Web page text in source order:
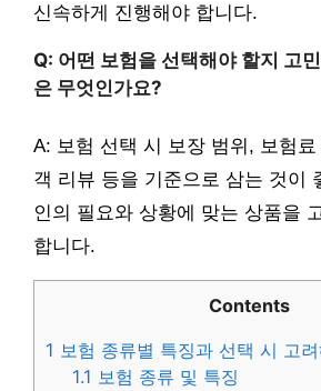
신속하게 진행해야 합니다.
Q: 어떤 보험을 선택해야 할지 고
은 무엇인가요?
A: 보험 선택 시 보장 범위, 보험
객 리뷰 등을 기준으로 삼는 것이
인의 필요와 상황에 맞는 상품을
합니다.
Contents
1 보험 종류별 특징과 선택 시 고
1.1 보험 종류 및 특징